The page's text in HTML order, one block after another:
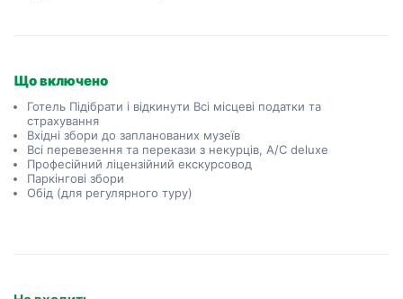
Що включено
Готель Підібрати і відкинути Всі місцеві податки та
страхування
Вхідні збори до запланованих музеїв
Всі перевезення та перекази з некурців, A/C deluxe
Професійний ліцензійний екскурсовод
Паркінгові збори
Обід (для регулярного туру)